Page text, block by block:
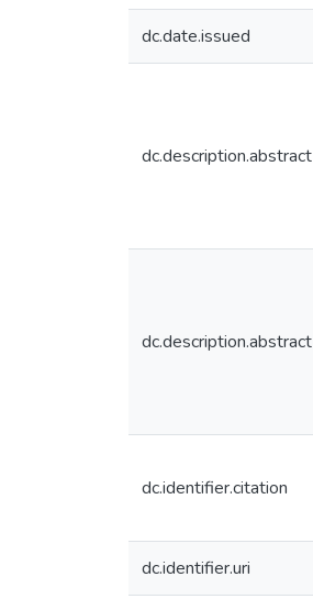
dc.date.issued
dc.description.abstract
dc.description.abstract
dc.identifier.citation
dc.identifier.uri